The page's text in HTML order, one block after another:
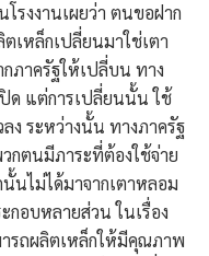
รงงานเผยว่า ตนขอฝาก
ตเหล็กเปลี่ยนมาใช่เตา
กภาครัฐให้เปลี่บน ทาง
ด แต่การเปลี่ยนนั้น ใช้
ง ระหว่างนั้น ทางภาครัฐ
กตนมีภาระที่ต้องใช้จ่าย
นไม่ได้มาจากเตาหลอม
อบหลายส่วน ในเรื่อง
ารถผลิตเหล็กให้มีคุณภาพ